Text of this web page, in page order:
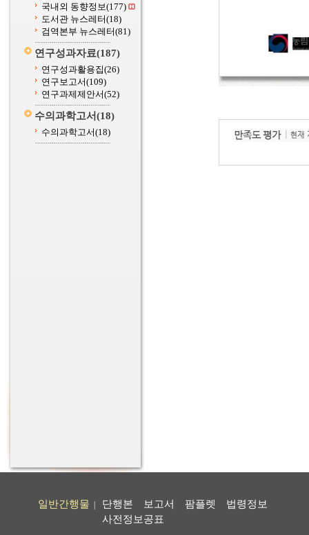
국내외 동향정보(177)
도서관 뉴스레터(18)
검역본부 뉴스레터(81)
연구성과자료(187)
연구성과활용집(26)
연구보고서(109)
연구과제제안서(52)
수의과학고서(18)
수의과학고서(18)
일반간행물 단행본 보고서 팜플렛
법령정보
사전정보공표